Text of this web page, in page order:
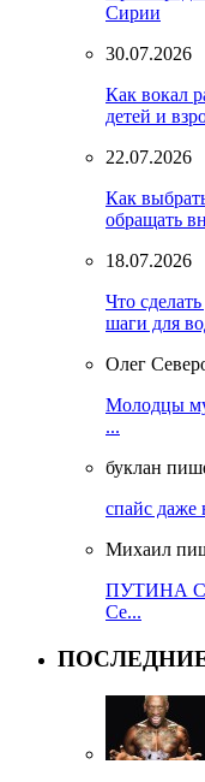
Сирии
30.07.2026
Как вокал
детей и
22.07.2026
Как
обращать
18.07.2026
Что
шаги для
Олег
Молодцы
...
буклан
спайс даже
Михаил
ПУТИНА
Се...